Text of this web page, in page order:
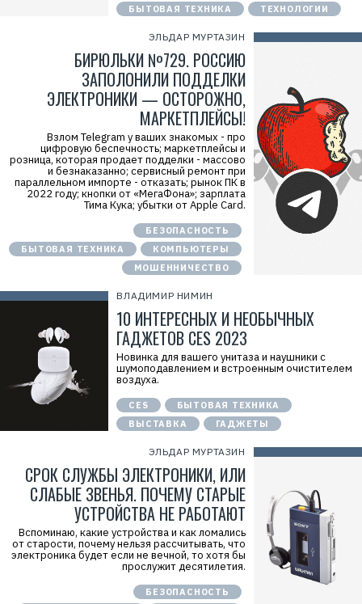
БЫТОВАЯ ТЕХНИКА ТЕХНОЛОГИИ
ЭЛЬДАР МУРТАЗИН
БИРЮЛЬКИ №729. РОССИЮ
ЗАПОЛОНИЛИ ПОДДЕЛКИ
ЭЛЕКТРОНИКИ — ОСТОРОЖНО,
МАРКЕТПЛЕЙСЫ!
Взлом Telegram у ваших знакомых - про
цифровую беспечность; маркетплейсы и
розница, которая продает подделки - массово
и безнаказанно; сервисный ремонт при
параллельном импорте - отказать; рынок ПК в
2022 году; кнопки от «МегаФона»; зарплата
Тима Кука; убытки от Apple Card.
БЕЗОПАСНОСТЬ
БЫТОВАЯ ТЕХНИКА
КОМПЬЮТЕРЫ
МОШЕННИЧЕСТВО
ВЛАДИМИР НИМИН
10 ИНТЕРЕСНЫХ И НЕОБЫЧНЫХ
ГАДЖЕТОВ CES 2023
Новинка для вашего унитаза и наушники с
шумоподавлением и встроенным очистителем
воздуха.
CES
БЫТОВАЯ ТЕХНИКА
ВЫСТАВКА
ГАДЖЕТЫ
ЭЛЬДАР МУРТАЗИН
СРОК СЛУЖБЫ ЭЛЕКТРОНИКИ, ИЛИ
СЛАБЫЕ ЗВЕНЬЯ. ПОЧЕМУ СТАРЫЕ
УСТРОЙСТВА НЕ РАБОТАЮТ
Вспоминаю, какие устройства и как ломались
от старости, почему нельзя рассчитывать, что
электроника будет если не вечной, то хотя бы
прослужит десятилетия.
БЕЗОПАСНОСТЬ